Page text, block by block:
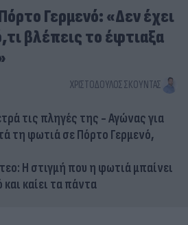
Γερμενό: «Δεν έχει
βλέπεις το έφτιαξα
ΧΡΙΣΤΌΔΟΥΛΟΣ ΣΚΟΎΝΤΑΣ
τις πληγές της - Αγώνας για
τη φωτιά σε Πόρτο Γερμενό,
Η στιγμή που η φωτιά μπαίνει
καίει τα πάντα